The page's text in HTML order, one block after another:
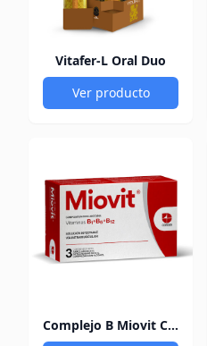
Vitafer-L Oral Duo
Ver producto
Complejo B Miovit Cofasa